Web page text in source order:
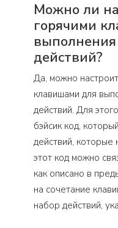
Можно ли
горячими
выполнения
действий?
Да, можно
клавишами для
действий. Для
бэйсик код,
действий, которые
этот код можно
как описано в
на сочетание
набор действий,